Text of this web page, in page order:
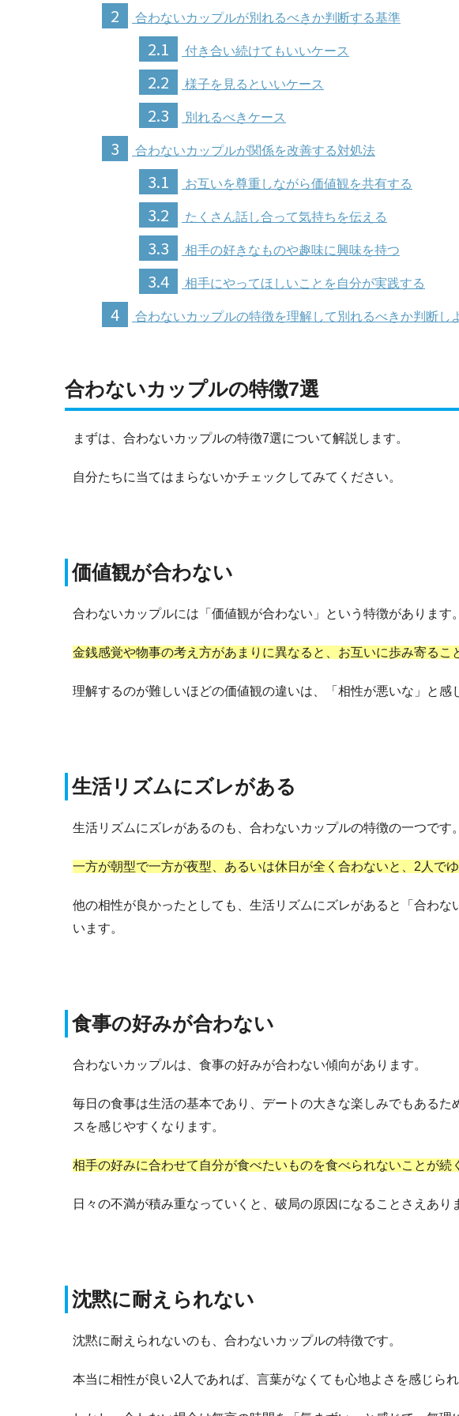
2 合わないカップルが別れるべきか判断する基準
2.1 付き合い続けてもいいケース
2.2 様子を見るといいケース
2.3 別れるべきケース
3 合わないカップルが関係を改善する対処法
3.1 お互いを尊重しながら価値観を共有する
3.2 たくさん話し合って気持ちを伝える
3.3 相手の好きなものや趣味に興味を持つ
3.4 相手にやってほしいことを自分が実践する
4 合わないカップルの特徴を理解して別れるべきか判断し
合わないカップルの特徴7選
まずは、合わないカップルの特徴7選について解説します。
自分たちに当てはまらないかチェックしてみてください。
価値観が合わない
合わないカップルには「価値観が合わない」という特徴があります。
金銭感覚や物事の考え方があまりに異なると、お互いに歩み寄るこ
理解するのが難しいほどの価値観の違いは、「相性が悪いな」と感
生活リズムにズレがある
生活リズムにズレがあるのも、合わないカップルの特徴の一つです。
一方が朝型で一方が夜型、あるいは休日が全く合わないと、2人で
他の相性が良かったとしても、生活リズムにズレがあると「合わな
います。
食事の好みが合わない
合わないカップルは、食事の好みが合わない傾向があります。
毎日の食事は生活の基本であり、デートの大きな楽しみでもある
スを感じやすくなります。
相手の好みに合わせて自分が食べたいものを食べられないことが続
日々の不満が積み重なっていくと、破局の原因になることさえあり
沈黙に耐えられない
沈黙に耐えられないのも、合わないカップルの特徴です。
本当に相性が良い2人であれば、言葉がなくても心地よさを感じられ